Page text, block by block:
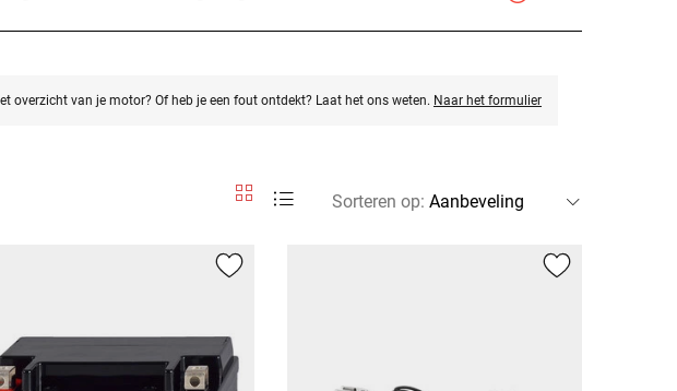
overzicht van je motor? Of heb je een fout ontdekt? Laat het ons weten. Naar het formulier
Sorteren op: